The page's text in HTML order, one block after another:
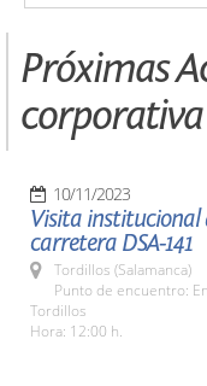
Próximas
corporativa
10/11/2023
Visita institucional
carretera DSA-141
Tordillos (Salamanca)
Punto de encuentro:
Tordillos
Hora: 12:00 h.